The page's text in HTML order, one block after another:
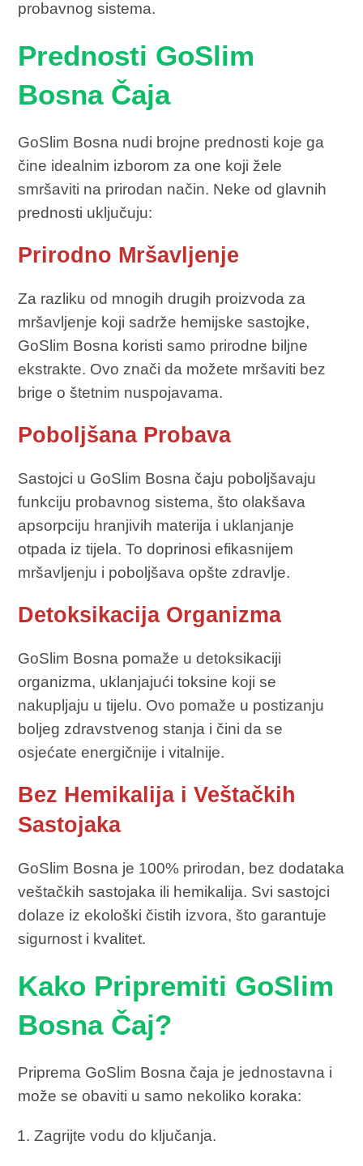
probavnog sistema.
Prednosti GoSlim
Bosna Čaja
GoSlim Bosna nudi brojne prednosti koje ga
čine idealnim izborom za one koji žele
smršaviti na prirodan način. Neke od glavnih
prednosti uključuju:
Prirodno Mršavljenje
Za razliku od mnogih drugih proizvoda za
mršavljenje koji sadrže hemijske sastojke,
GoSlim Bosna koristi samo prirodne biljne
ekstrakte. Ovo znači da možete mršaviti bez
brige o štetnim nuspojavama.
Poboljšana Probava
Sastojci u GoSlim Bosna čaju poboljšavaju
funkciju probavnog sistema, što olakšava
apsorpciju hranjivih materija i uklanjanje
otpada iz tijela. To doprinosi efikasnijem
mršavljenju i poboljšava opšte zdravlje.
Detoksikacija Organizma
GoSlim Bosna pomaže u detoksikaciji
organizma, uklanjajući toksine koji se
nakupljaju u tijelu. Ovo pomaže u postizanju
boljeg zdravstvenog stanja i čini da se
osjećate energičnije i vitalnije.
Bez Hemikalija i Veštačkih
Sastojaka
GoSlim Bosna je 100% prirodan, bez dodataka
veštačkih sastojaka ili hemikalija. Svi sastojci
dolaze iz ekološki čistih izvora, što garantuje
sigurnost i kvalitet.
Kako Pripremiti GoSlim
Bosna Čaj?
Priprema GoSlim Bosna čaja je jednostavna i
može se obaviti u samo nekoliko koraka:
Zagrijte vodu do ključanja.